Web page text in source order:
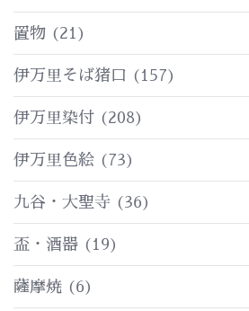
置物 (21)
伊万里そば猪口 (157)
伊万里染付 (208)
伊万里色絵 (73)
九谷・大聖寺 (36)
盃・酒器 (19)
薩摩焼 (6)